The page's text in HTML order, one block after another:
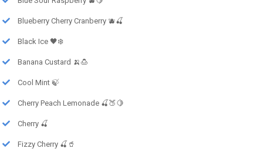
Blueberry Cherry Cranberry 🫐🍒
Black Ice 🖤❄️
Banana Custard 🍌🍮
Cool Mint 🍃
Cherry Peach Lemonade 🍒🍑🍋
Cherry 🍒
Fizzy Cherry 🍒🥤